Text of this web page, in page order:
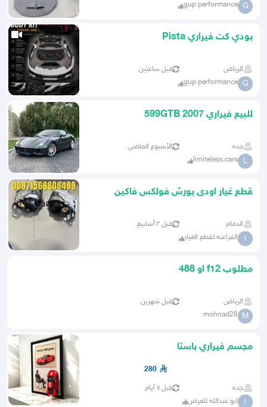
G
gup performance
بودي كت فيراري Pista
الرياض قبل ساعتين
G
gup performance
للبيع فيراري 599GTB 2007
جده الأسبوع الماضي
L
limiteless.cars
قطع غيار اودى بورش فولكس فاكين
الدمام قبل ٣ أسابيع
ا الفراعنه لقطع الغيار
مطلوب f12 او 488
الرياض قبل شهرين
M
mohnad28
مجسم فيراري باستا
280
جده قبل ٧ أيام
ا ابو عبدالله للعرض